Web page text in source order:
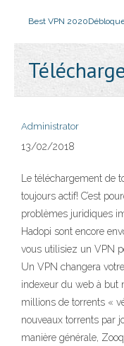
Best VPN 2020
Administrator
13/02/2018
Le téléchargement de
toujours actif! C’est
problèmes juridiques
Hadopi sont encore
vous utilisiez un VPN
Un VPN changera
indexeur du web à but
millions de torrents «
nouveaux torrents par
manière générale,